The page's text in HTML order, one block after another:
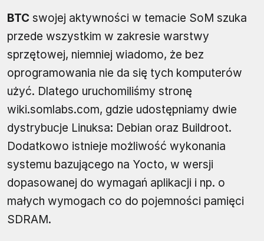
BTC swojej aktywności w temacie SoM szuka
przede wszystkim w zakresie warstwy
sprzętowej, niemniej wiadomo, że bez
oprogramowania nie da się tych komputerów
użyć. Dlatego uruchomiliśmy stronę
wiki.somlabs.com, gdzie udostępniamy dwie
dystrybucje Linuksa: Debian oraz Buildroot.
Dodatkowo istnieje możliwość wykonania
systemu bazującego na Yocto, w wersji
dopasowanej do wymagań aplikacji i np. o
małych wymogach co do pojemności pamięci
SDRAM.